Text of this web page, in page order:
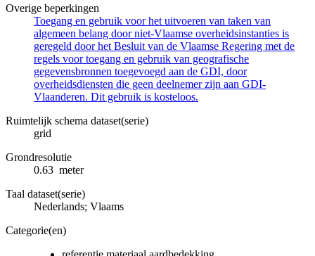
Overige beperkingen
Toegang en gebruik voor het uitvoeren van taken van
algemeen belang door niet-Vlaamse overheidsinstanties is
geregeld door het Besluit van de Vlaamse Regering met de
regels voor toegang en gebruik van geografische
gegevensbronnen toegevoegd aan de GDI, door
overheidsdiensten die geen deelnemer zijn aan GDI-
Vlaanderen. Dit gebruik is kosteloos.
Ruimtelijk schema dataset(serie)
grid
Grondresolutie
0.63 meter
Taal dataset(serie)
Nederlands; Vlaams
Categorie(en)